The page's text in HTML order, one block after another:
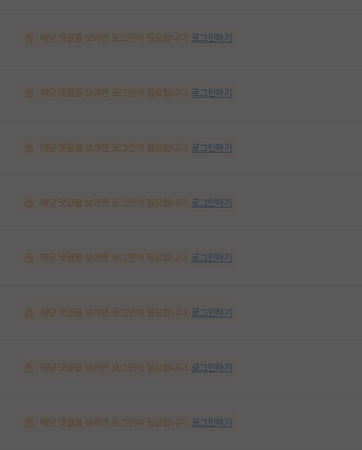
해당 댓글을 보려면 로그인이 필요합니다. 로그인하기
해당 댓글을 보려면 로그인이 필요합니다. 로그인하기
해당 댓글을 보려면 로그인이 필요합니다. 로그인하기
해당 댓글을 보려면 로그인이 필요합니다. 로그인하기
해당 댓글을 보려면 로그인이 필요합니다. 로그인하기
해당 댓글을 보려면 로그인이 필요합니다. 로그인하기
해당 댓글을 보려면 로그인이 필요합니다. 로그인하기
해당 댓글을 보려면 로그인이 필요합니다. 로그인하기